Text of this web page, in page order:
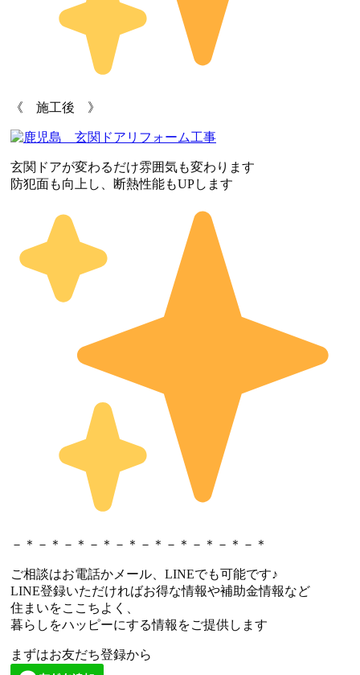
《 施工後 》
玄関ドアが変わるだけ雰囲気も変わります
防犯面も向上し、断熱性能もUPします
－＊－＊－＊－＊－＊－＊－＊－＊－＊－＊
ご相談はお電話かメール、LINEでも可能です♪
LINE登録いただければお得な情報や補助金情報など
住まいをここちよく、
暮らしをハッピーにする情報をご提供します
まずはお友だち登録から